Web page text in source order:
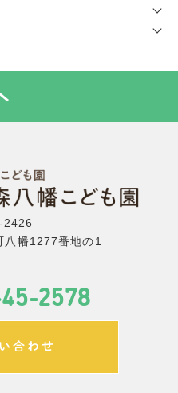
2426
八幡1277番地の1
2578
合わせ